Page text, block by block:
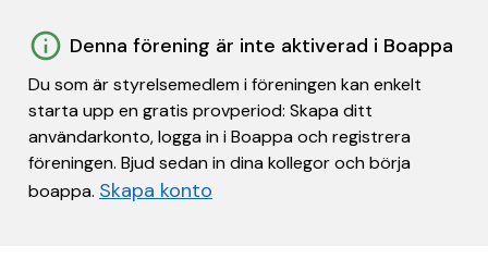
Denna förening är inte aktiverad i Boappa
Du som är styrelsemedlem i föreningen kan enkelt
starta upp en gratis provperiod: Skapa ditt
användarkonto, logga in i Boappa och registrera
föreningen. Bjud sedan in dina kollegor och börja
boappa. Skapa konto